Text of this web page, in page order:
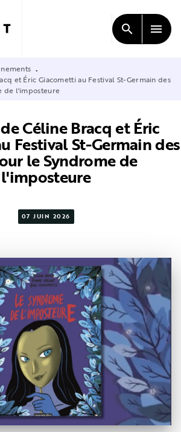
CONTENU
search menu
•
et Éric Giacometti au Festival St-Germain des
de l'imposteure
Céline Bracq et Éric
Festival St-Germain des
le Syndrome de
l'imposteure
07 JUIN 2026